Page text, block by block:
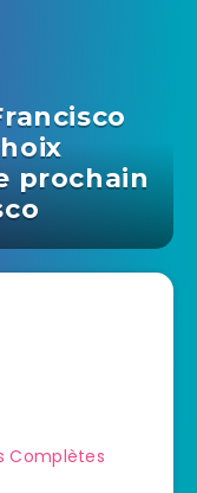
prochain
Complètes